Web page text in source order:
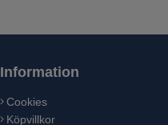
Information
Cookies
Köpvillkor